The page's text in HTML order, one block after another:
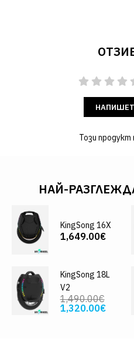
Този продукт
НАЙ-
KingSong 16X
1,649.00€
KingSong 18L
V2
1,490.00€
1,320.00€